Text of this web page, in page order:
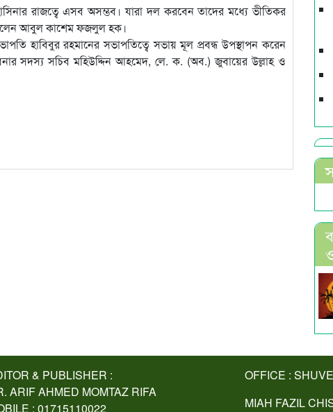
রাজত্বে এসব অসম্ভব। যারা দল করবেন তাদের মধ্যে ভীতিকর
বলেন আবুল কাশেম ফজলুল হক।
হাবিবুর রহমানের সভাপতিত্বে সভায় মূল প্রবন্ধ উপস্থাপন করেন
সদস্য সচিব মহিউদ্দিন আহমেদ, লে. ক. (অব.) জুবায়ের উল্লাহ ও
& PUBLISHER :
ARIF AHMED MOMTAZ RIFA
: 01715110022
OFFICE :
MIAH FAZIL